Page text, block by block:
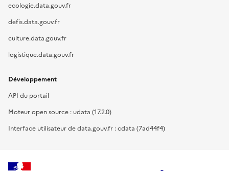
ecologie.data.gouv.fr
defis.data.gouv.fr
culture.data.gouv.fr
logistique.data.gouv.fr
Développement
API du portail
Moteur open source : udata (17.2.0)
Interface utilisateur de data.gouv.fr : cdata (7ad44f4)